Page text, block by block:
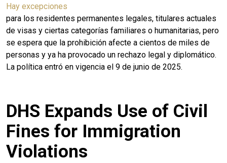
Hay excepciones
para los residentes permanentes legales, titulares actuales
de visas y ciertas categorías familiares o humanitarias, pero
se espera que la prohibición afecte a cientos de miles de
personas y ya ha provocado un rechazo legal y diplomático.
La política entró en vigencia el 9 de junio de 2025.
DHS Expands Use of Civil
Fines for Immigration
Violations